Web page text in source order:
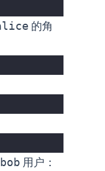
的角
bob 用户：